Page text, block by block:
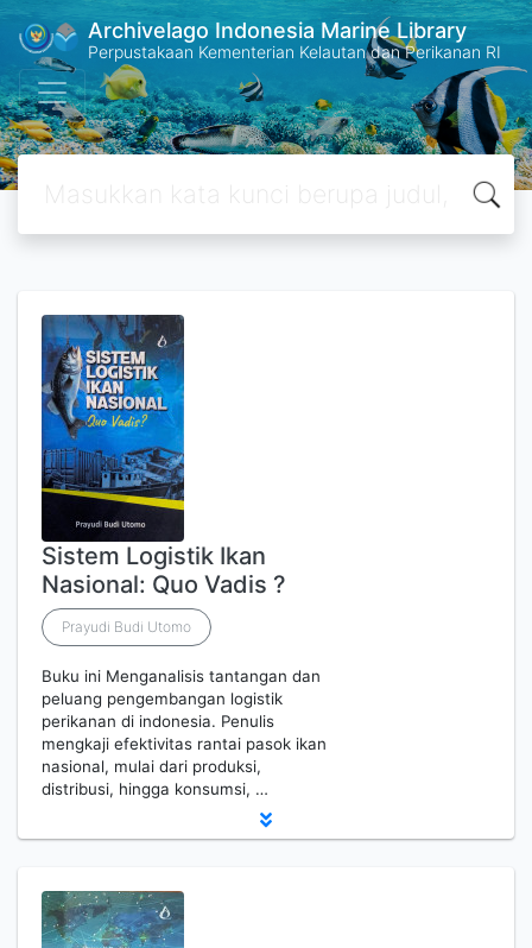
Archivelago Indonesia Marine Library
Perpustakaan Kementerian Kelautan dan Perikanan RI
Sistem Logistik Ikan
Nasional: Quo Vadis ?
Prayudi Budi Utomo
Buku ini Menganalisis tantangan dan
peluang pengembangan logistik
perikanan di indonesia. Penulis
mengkaji efektivitas rantai pasok ikan
nasional, mulai dari produksi,
distribusi, hingga konsumsi, …